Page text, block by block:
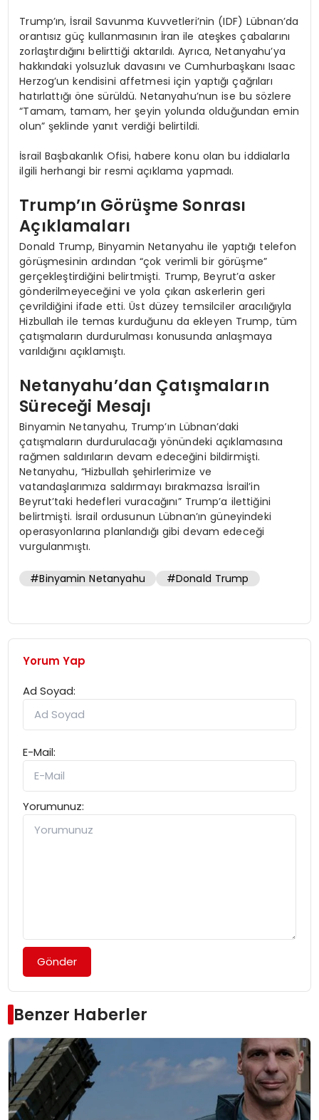
Trump’ın, İsrail Savunma Kuvvetleri’nin (IDF) Lübnan’da
orantısız güç kullanmasının İran ile ateşkes çabalarını
zorlaştırdığını belirttiği aktarıldı. Ayrıca, Netanyahu’ya
hakkındaki yolsuzluk davasını ve Cumhurbaşkanı Isaac
Herzog’un kendisini affetmesi için yaptığı çağrıları
hatırlattığı öne sürüldü. Netanyahu’nun ise bu sözlere
“Tamam, tamam, her şeyin yolunda olduğundan emin
olun” şeklinde yanıt verdiği belirtildi.
İsrail Başbakanlık Ofisi, habere konu olan bu iddialarla
ilgili herhangi bir resmi açıklama yapmadı.
Trump’ın Görüşme Sonrası
Açıklamaları
Donald Trump, Binyamin Netanyahu ile yaptığı telefon
görüşmesinin ardından “çok verimli bir görüşme”
gerçekleştirdiğini belirtmişti. Trump, Beyrut’a asker
gönderilmeyeceğini ve yola çıkan askerlerin geri
çevrildiğini ifade etti. Üst düzey temsilciler aracılığıyla
Hizbullah ile temas kurduğunu da ekleyen Trump, tüm
çatışmaların durdurulması konusunda anlaşmaya
varıldığını açıklamıştı.
Netanyahu’dan Çatışmaların
Süreceği Mesajı
Binyamin Netanyahu, Trump’ın Lübnan’daki
çatışmaların durdurulacağı yönündeki açıklamasına
rağmen saldırıların devam edeceğini bildirmişti.
Netanyahu, “Hizbullah şehirlerimize ve
vatandaşlarımıza saldırmayı bırakmazsa İsrail’in
Beyrut’taki hedefleri vuracağını” Trump’a ilettiğini
belirtmişti. İsrail ordusunun Lübnan’ın güneyindeki
operasyonlarına planlandığı gibi devam edeceği
vurgulanmıştı.
#Binyamin Netanyahu #Donald Trump
Yorum Yap
Ad Soyad:
E-Mail:
Yorumunuz:
Gönder
Benzer Haberler